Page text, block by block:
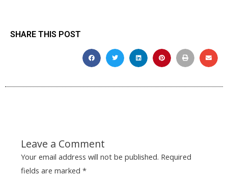
SHARE THIS POST
Leave a Comment
Your email address will not be published. Required
fields are marked*